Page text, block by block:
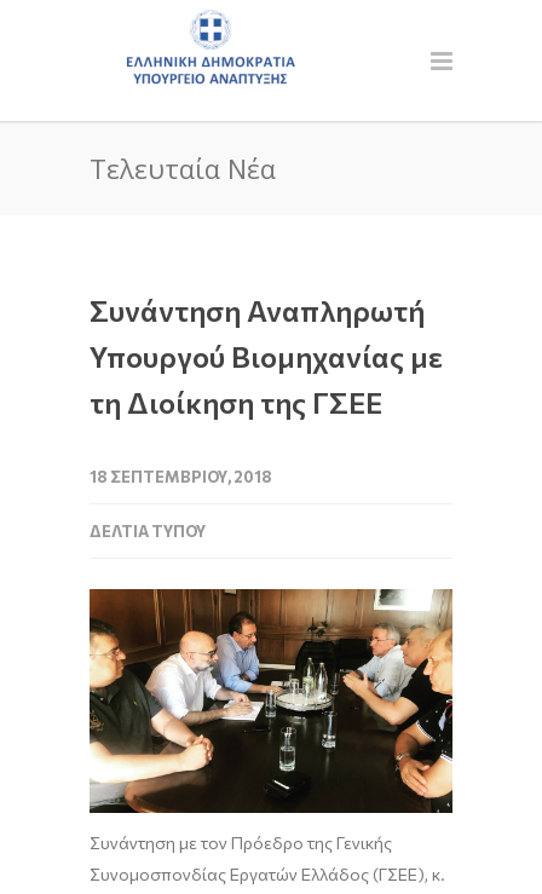
Τελευταία Νέα
Συνάντηση Αναπληρωτή
Υπουργού Βιομηχανίας με
τη Διοίκηση της ΓΣΕΕ
18 ΣΕΠΤΕΜΒΡΊΟΥ, 2018
ΔΕΛΤΊΑ ΤΎΠΟΥ
Συνάντηση με τον Πρόεδρο της Γενικής
Συνομοσπονδίας Εργατών Ελλάδος (ΓΣΕΕ), κ.